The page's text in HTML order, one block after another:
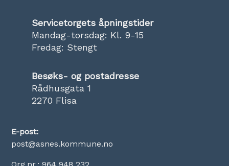
Servicetorgets åpningstider
Mandag-torsdag: Kl. 9-15
Fredag: Stengt
Besøks- og postadresse
Rådhusgata 1
2270 Flisa
E-post:
post@asnes.kommune.no